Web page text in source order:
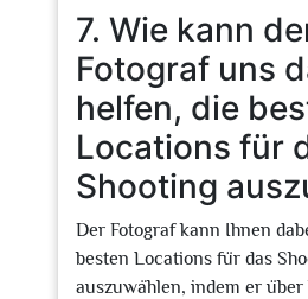
7. Wie kann
Fotograf uns
helfen, die
Locations für
Shooting
Der Fotograf kann Ihnen
besten Locations für das
auszuwählen, indem er